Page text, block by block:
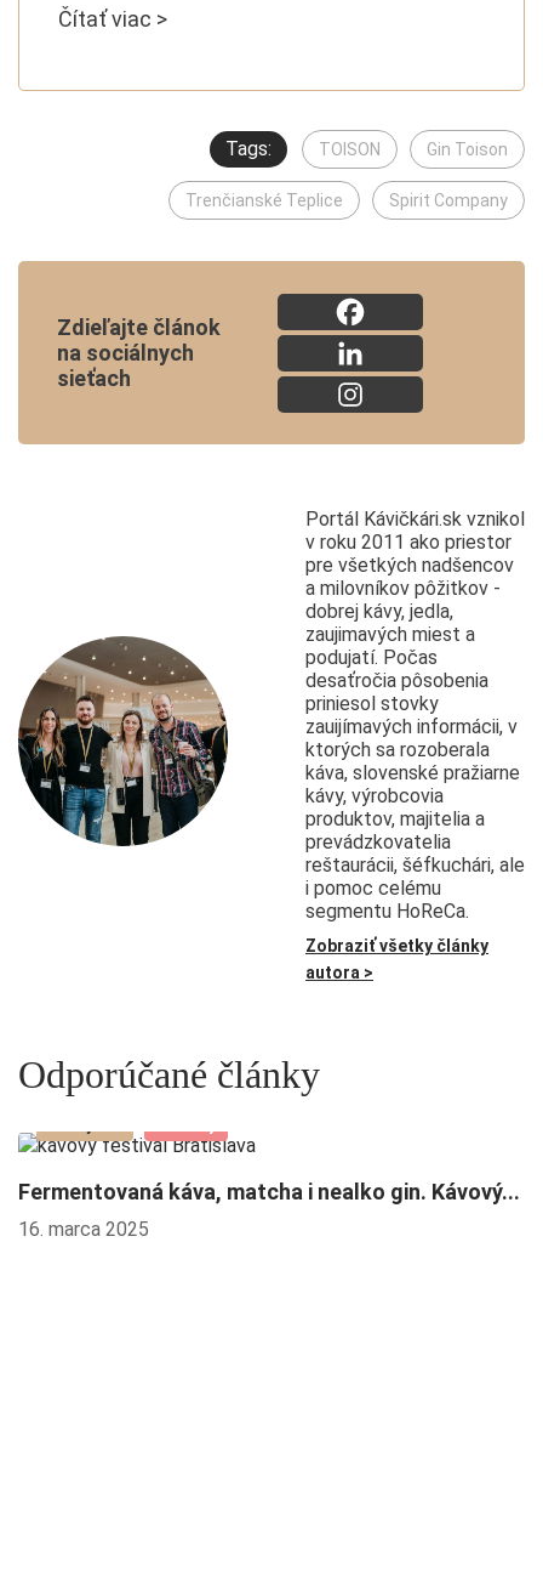
Čítať viac >
Tags: TOISON Gin Toison
Trenčianské Teplice Spirit Company
Zdieľajte článok
na sociálnych
sieťach
Portál Kávičkári.sk vznikol
v roku 2011 ako priestor
pre všetkých nadšencov
a milovníkov pôžitkov -
dobrej kávy, jedla,
zaujimavých miest a
podujatí. Počas
desaťročia pôsobenia
priniesol stovky
zauijímavých informácii, v
ktorých sa rozoberala
káva, slovenské pražiarne
kávy, výrobcovia
produktov, majitelia a
prevádzkovatelia
reštaurácii, šéfkuchári, ale
i pomoc celému
segmentu HoReCa.
Zobraziť všetky články
autora >
Odporúčané články
Fermentovaná káva, matcha i nealko gin. Kávový...
16. marca 2025